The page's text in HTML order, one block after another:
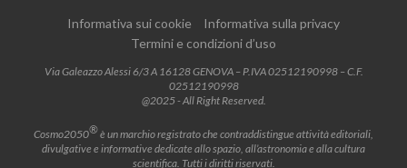
Informativa sui cookie
Informativa sulla privacy
Termini e condizioni d’uso
Via Galeazzo Alessi 6/3 A 16128 GENOVA – P.IVA 02512190998 – C.F.
02512190998
@2025 - All Right Reserved.
Cosmo2050®è un marchio registrato che contraddistingue attività editoriali,
divulgative e informative dedicate allo spazio, all’astronomia e alla cultura
scientifica. Tutti i diritti riservati.